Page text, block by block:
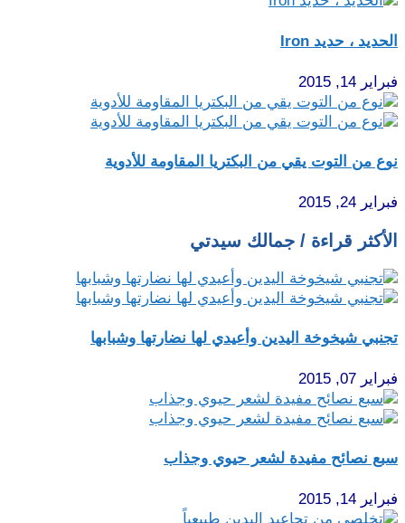
الحديد ، حديد Iron
فبراير 14, 2015
نوع من التوت يقي من البكتريا المقاومة للأدوية
فبراير 24, 2015
الأكثر قراءة / جمالك سيدتي
تجنبي شيخوخة اليدين وأعيدي لها نضارتها وشبابها
فبراير 07, 2015
سبع نصائح مفيدة لشعر حيوي وجذاب
فبراير 14, 2015